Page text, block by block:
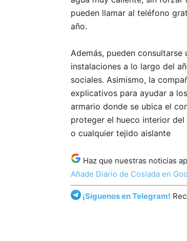
pueden llamar al teléfono
año.
Además, pueden
instalaciones a lo largo del
sociales. Asimismo, la
explicativos para ayudar a
armario donde se ubica el
proteger el hueco interior
o cualquier tejido aislante
Haz que nuestras noticias
Añade Diario de Coslada en
¡Síguenos en Telegram!